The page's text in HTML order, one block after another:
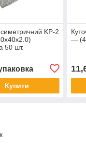
симетричний KP-2
50 шт.
Купити
—